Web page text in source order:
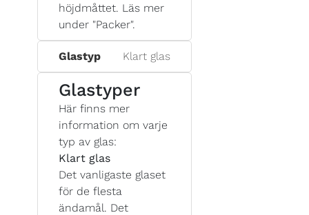
höjdmåttet. Läs mer
under "Packer".
Glastyp Klart glas
Glastyper
Här finns mer
information om varje
typ av glas:
Klart glas
Det vanligaste glaset
för de flesta
ändamål. Det